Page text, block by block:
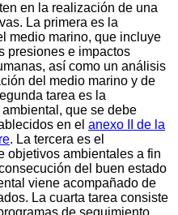
en la realización de una
La primera es la
medio marino, que incluye
presiones e impactos
así como un análisis
del medio marino y de
tarea es la
que se debe
en el anexo II de la
. La tercera es el
objetivos ambientales a fin
del buen estado
viene acompañado de
La cuarta tarea consiste